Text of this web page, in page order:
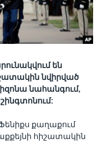
են
նվիրված
նահանգում,
քաղաքում
հիշատակին